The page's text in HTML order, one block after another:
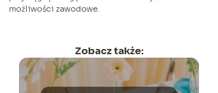
możliwości zawodowe.
Zobacz także: